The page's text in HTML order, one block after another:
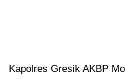
Kapolres Gresik AKBP